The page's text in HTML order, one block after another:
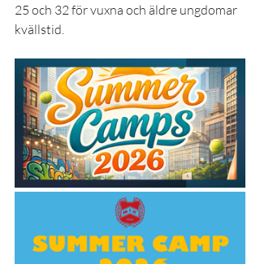
25 och 32 för vuxna och äldre ungdomar
kvällstid.